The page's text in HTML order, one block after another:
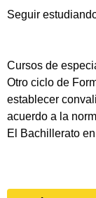
Seguir
Cursos de
Otro ciclo de
establecer
acuerdo a la
El Bachillerato